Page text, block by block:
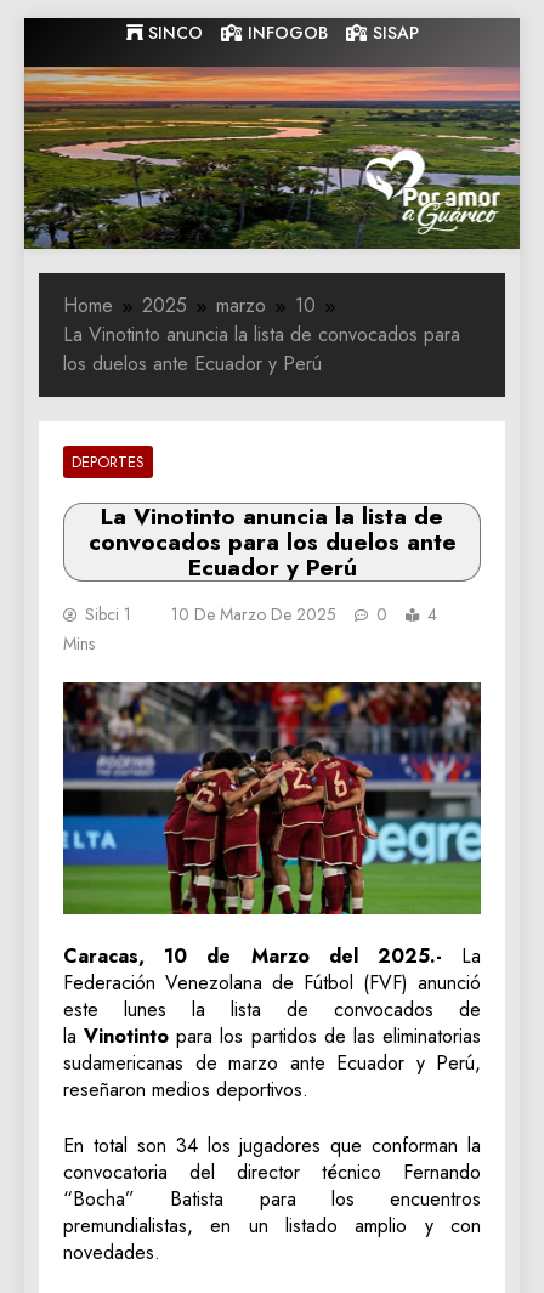
to
content
SINCO INFOGOB SISAP
Gobernacion
de Guarico
Gobernacion de Guarico
Home 2025 marzo
10
La Vinotinto anuncia la lista de convocados para
los duelos ante Ecuador y Perú
DEPORTES
La Vinotinto anuncia la lista de
convocados para los duelos ante
Ecuador y Perú
Sibci 1 10 De Marzo De 2025 0
4
Mins
Caracas, 10 de Marzo del 2025.- La
Federación Venezolana de Fútbol (FVF) anunció
este lunes la lista de convocados de
laVinotinto para los partidos de las eliminatorias
sudamericanas de marzo ante Ecuador y Perú,
reseñaron medios deportivos.
En total son 34 los jugadores que conforman la
convocatoria del director técnico Fernando
“Bocha” Batista para los encuentros
premundialistas, en un listado amplio y con
novedades.